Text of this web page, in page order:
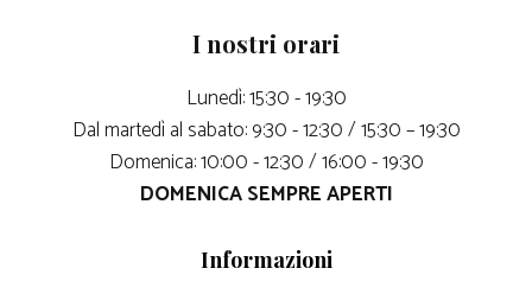
I nostri orari
Lunedì: 15:30 - 19:30
Dal martedì al sabato: 9:30 - 12:30 / 15:30 – 19:30
Domenica: 10:00 - 12:30 / 16:00 - 19:30
DOMENICA SEMPRE APERTI
Informazioni